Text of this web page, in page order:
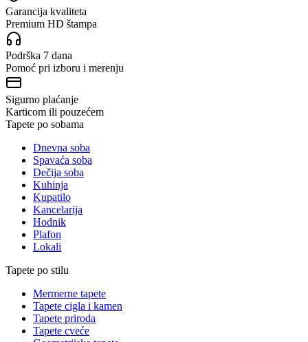
Garancija kvaliteta
Premium HD štampa
Podrška 7 dana
Pomoć pri izboru i merenju
Sigurno plaćanje
Karticom ili pouzećem
Tapete po sobama
Dnevna soba
Spavaća soba
Dečija soba
Kuhinja
Kupatilo
Kancelarija
Hodnik
Plafon
Lokali
Tapete po stilu
Mermerne tapete
Tapete cigla i kamen
Tapete priroda
Tapete cveće